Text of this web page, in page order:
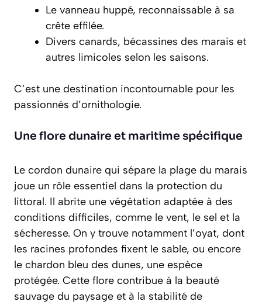
Le vanneau huppé, reconnaissable à sa
crête effilée.
Divers canards, bécassines des marais et
autres limicoles selon les saisons.
C’est une destination incontournable pour les
passionnés d’ornithologie.
Une flore dunaire et maritime spécifique
Le cordon dunaire qui sépare la plage du marais
joue un rôle essentiel dans la protection du
littoral. Il abrite une végétation adaptée à des
conditions difficiles, comme le vent, le sel et la
sécheresse. On y trouve notamment l’oyat, dont
les racines profondes fixent le sable, ou encore
le chardon bleu des dunes, une espèce
protégée. Cette flore contribue à la beauté
sauvage du paysage et à la stabilité de